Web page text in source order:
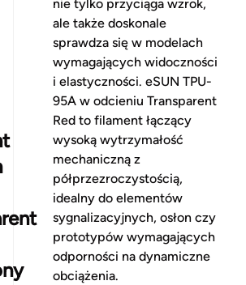
nie tylko przyciąga wzrok,
ale także doskonale
sprawdza się w modelach
wymagających widoczności
i elastyczności. eSUN TPU-
95A w odcieniu Transparent
Red to filament łączący
wysoką wytrzymałość
mechaniczną z
półprzezroczystością,
idealny do elementów
sygnalizacyjnych, osłon czy
prototypów wymagających
odporności na dynamiczne
obciążenia.